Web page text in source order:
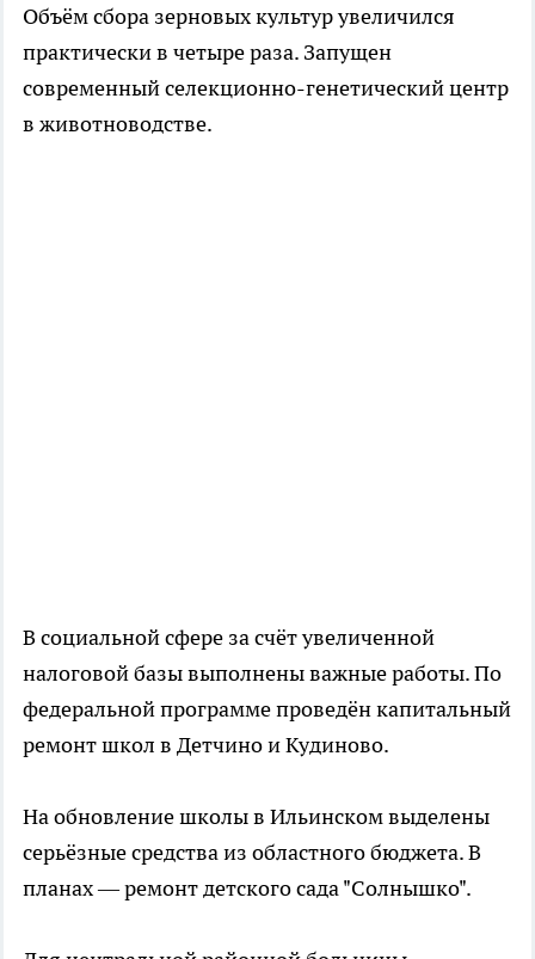
Объём сбора зерновых культур увеличился
практически в четыре раза. Запущен
современный селекционно-генетический центр
в животноводстве.
В социальной сфере за счёт увеличенной
налоговой базы выполнены важные работы. По
федеральной программе проведён капитальный
ремонт школ в Детчино и Кудиново.
На обновление школы в Ильинском выделены
серьёзные средства из областного бюджета. В
планах — ремонт детского сада "Солнышко".